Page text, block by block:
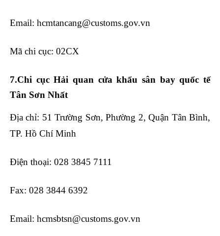
Email: hcmtancang@customs.gov.vn
Mã chi cục: 02CX
7.Chi cục Hải quan cửa khẩu sân bay quốc tế
Tân Sơn Nhất
Địa chỉ: 51 Trường Sơn, Phường 2, Quận Tân Bình,
TP. Hồ Chí Minh
Điện thoại: 028 3845 7111
Fax: 028 3844 6392
Email: hcmsbtsn@customs.gov.vn